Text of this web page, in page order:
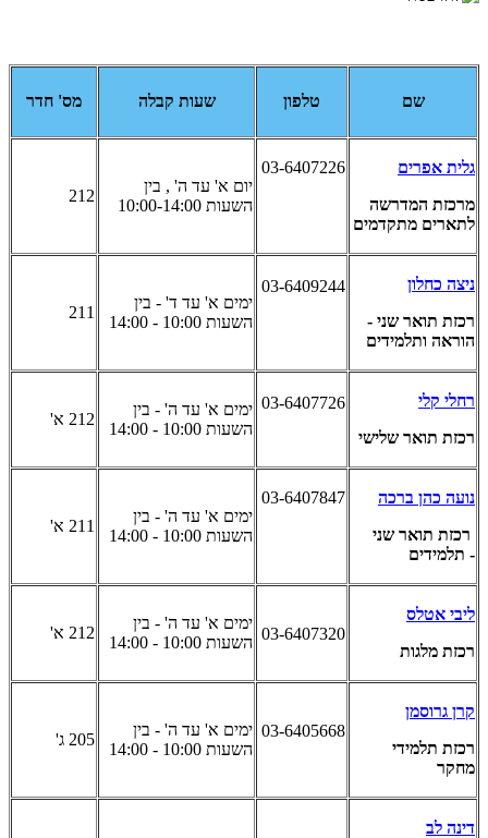
שם טלפון שעות קבלה מס' חדר
גלית אפרים
מרכזת המדרשה
לתארים מתקדמים
03-6407226
יום א' עד ה' , בין
השעות 10:00-14:00
212
ניצה כחלון
רכזת תואר שני -
הוראה ותלמידים
03-6409244
ימים א' עד ד' - בין
השעות 10:00 - 14:00
211
רחלי קלי
רכזת תואר שלישי
03-6407726 ימים א' עד ה' - בין
השעות 10:00 - 14:00
212 א'
נועה כהן ברכה
רכזת תואר שני
- תלמידים
03-6407847
ימים א' עד ה' - בין
השעות 10:00 - 14:00
211 א'
ליבי אטלס
רכזת מלגות
03-6407320
ימים א' עד ה' - בין
השעות 10:00 - 14:00
212 א'
קרן גרוסמן
רכזת תלמידי
מחקר
03-6405668 ימים א' עד ה' - בין
השעות 10:00 - 14:00
205 ג'
דינה לב